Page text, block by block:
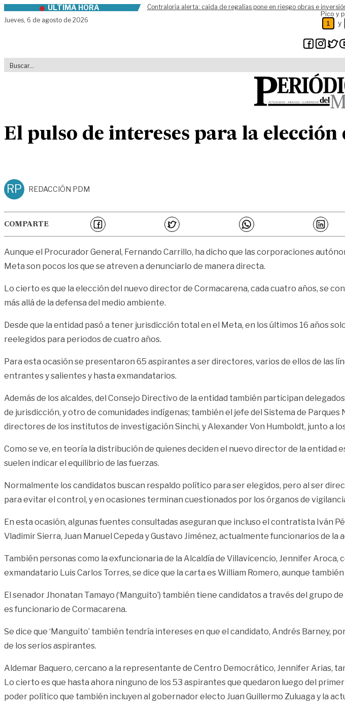
Skip to contentÚLTIMA HORA
Contraloría alerta: caída de regalías pone en riesgo obras e
Jueves, 6 de agosto de 2026
Pico y
1 y
El pulso de intereses para la
RP REDACCIÓN PDM
COMPARTE
Aunque el Procurador General, Fernando Carrillo, ha dicho que las corporaciones
Meta son pocos los que se atreven a denunciarlo de manera directa.
Lo cierto es que la elección del nuevo director de Cormacarena, cada cuatro años, se
más allá de la defensa del medio ambiente.
Desde que la entidad pasó a tener jurisdicción total en el Meta, en los últimos 16 años
reelegidos para periodos de cuatro años.
Para esta ocasión se presentaron 65 aspirantes a ser directores, varios de ellos de las
entrantes y salientes y hasta exmandatarios.
Además de los alcaldes, del Consejo Directivo de la entidad también participan
de jurisdicción, y otro de comunidades indígenas; también el jefe del Sistema de
directores de los institutos de investigación Sinchi, y Alexander Von Humboldt, junto a
Como se ve, en teoría la distribución de quienes deciden el nuevo director de la entidad
suelen indicar el equilibrio de las fuerzas.
Normalmente los candidatos buscan respaldo político para ser elegidos, pero al ser
para evitar el control, y en ocasiones terminan cuestionados por los órganos de
En esta ocasión, algunas fuentes consultadas aseguran que incluso el contratista Iván
Vladimir Sierra, Juan Manuel Cepeda y Gustavo Jiménez, actualmente funcionarios de
También personas como la exfuncionaria de la Alcaldía de Villavicencio, Jennifer
exmandatario Luis Carlos Torres, se dice que la carta es William Romero, aunque
El senador Jhonatan Tamayo (‘Manguito’) también tiene candidatos a través del grupo
es funcionario de Cormacarena.
Se dice que ‘Manguito’ también tendría intereses en que el candidato, Andrés Barney,
de los serios aspirantes.
Aldemar Baquero, cercano a la representante de Centro Democrático, Jennifer Arias,
Lo cierto es que hasta ahora ninguno de los 53 aspirantes que quedaron luego del
poder político que también incluyen al gobernador electo Juan Guillermo Zuluaga y la